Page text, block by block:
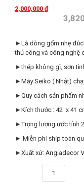
2,000,000 ₫
►Là dòng gốm nhẹ
thủ công và công nghệ
►thép không gĩ, sơn
►Máy:Seiko ( Nhật)
►Quy cách sản phẩm
►Kích thước : 42 x 41
►Trọng lượng ước
► Miễn phí ship toàn
►Xuất xứ: Angiadecor